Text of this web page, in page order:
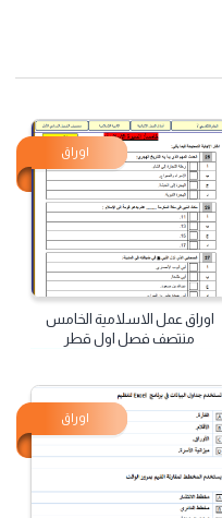
اوراق
اوراق عمل الاسلامية الخامس
منتصف فصل اول قطر
اوراق